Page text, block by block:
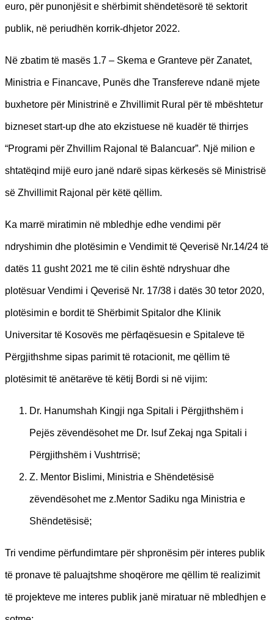
euro, për punonjësit e shërbimit shëndetësorë të sektorit
publik, në periudhën korrik-dhjetor 2022.
Në zbatim të masës 1.7 – Skema e Granteve për Zanatet,
Ministria e Financave, Punës dhe Transfereve ndanë mjete
buxhetore për Ministrinë e Zhvillimit Rural për të mbështetur
bizneset start-up dhe ato ekzistuese në kuadër të thirrjes
“Programi për Zhvillim Rajonal të Balancuar”. Një milion e
shtatëqind mijë euro janë ndarë sipas kërkesës së Ministrisë
së Zhvillimit Rajonal për këtë qëllim.
Ka marrë miratimin në mbledhje edhe vendimi për
ndryshimin dhe plotësimin e Vendimit të Qeverisë Nr.14/24 të
datës 11 gusht 2021 me të cilin është ndryshuar dhe
plotësuar Vendimi i Qeverisë Nr. 17/38 i datës 30 tetor 2020,
plotësimin e bordit të Shërbimit Spitalor dhe Klinik
Universitar të Kosovës me përfaqësuesin e Spitaleve të
Përgjithshme sipas parimit të rotacionit, me qëllim të
plotësimit të anëtarëve të këtij Bordi si në vijim:
Dr. Hanumshah Kingji nga Spitali i Përgjithshëm i
Pejës zëvendësohet me Dr. Isuf Zekaj nga Spitali i
Përgjithshëm i Vushtrrisë;
Z. Mentor Bislimi, Ministria e Shëndetësisë
zëvendësohet me z.Mentor Sadiku nga Ministria e
Shëndetësisë;
Tri vendime përfundimtare për shpronësim për interes publik
të pronave të paluajtshme shoqërore me qëllim të realizimit
të projekteve me interes publik janë miratuar në mbledhjen e